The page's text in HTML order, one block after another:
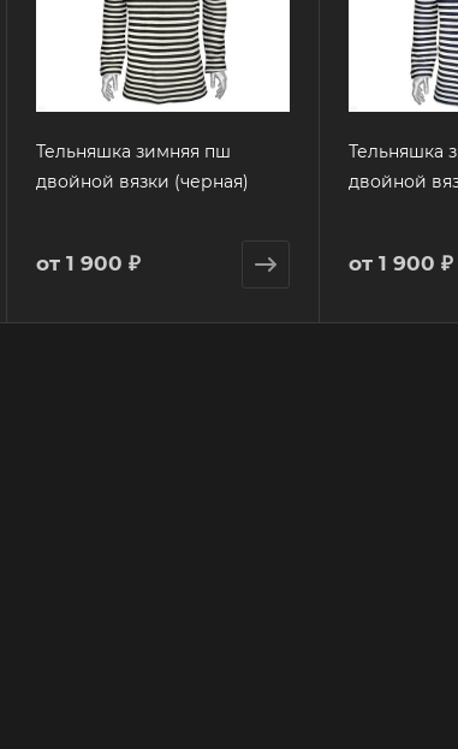
Тельняшка зимняя пш
двойной вязки (черная)
от 1 900 ₽
Тельняшка
двойной
от 1 900 ₽